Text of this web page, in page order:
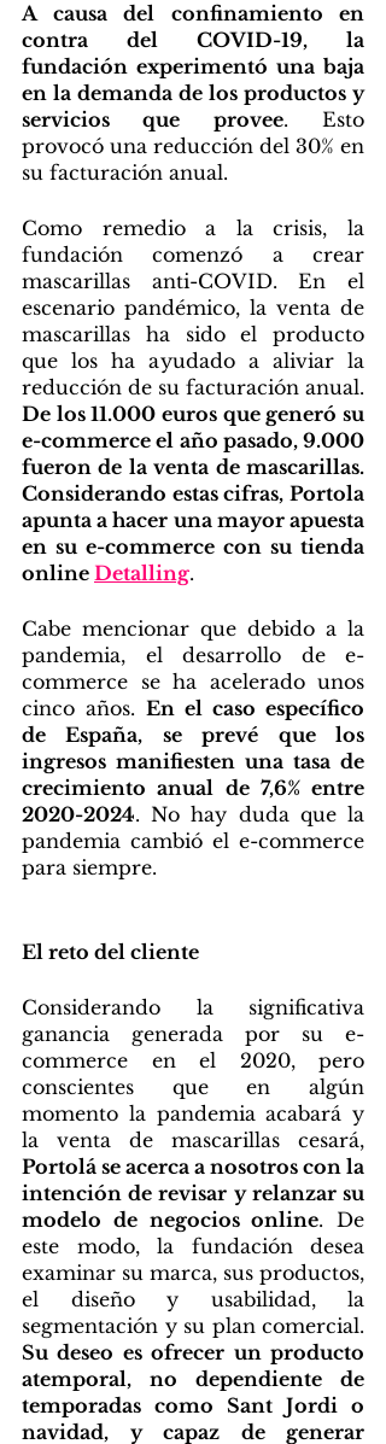
A causa del confinamiento en
contra del COVID-19, la
fundación experimentó una baja
en la demanda de los productos y
servicios que provee. Esto
provocó una reducción del 30% en
su facturación anual.
Como remedio a la crisis, la
fundación comenzó a crear
mascarillas anti-COVID. En el
escenario pandémico, la venta de
mascarillas ha sido el producto
que los ha ayudado a aliviar la
De los 11.000 euros que generó su
e-commerce el año pasado, 9.000
fueron de la venta de mascarillas.
Considerando estas cifras, Portola
apunta a hacer una mayor apuesta
en su e-commerce con su tienda
online Detalling.
Cabe mencionar que debido a la
pandemia, el desarrollo de e-
commerce se ha acelerado unos
cinco años. En el caso específico
de España, se prevé que los
ingresos manifiesten una tasa de
crecimiento anual de 7,6% entre
2020-2024. No hay duda que la
pandemia cambió el e-commerce
para siempre.
El reto del cliente
Considerando la significativa
ganancia generada por su e-
commerce en el 2020, pero
conscientes que en algún
momento la pandemia acabará y
Portolá se acerca a nosotros con la
intención de revisar y relanzar su
modelo de negocios online. De
este modo, la fundación desea
examinar su marca, sus productos,
el diseño y usabilidad, la
Su deseo es ofrecer un producto
atemporal, no dependiente de
temporadas como Sant Jordi o
navidad, y capaz de generar